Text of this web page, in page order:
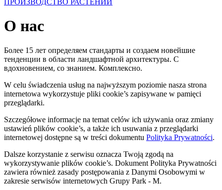
ПРОИЗВОДСТВО РАСТЕНИЙ
О нас
Более 15 лет определяем стандарты и создаем новейшие
тенденции в области ландшафтной архитектуры. С
вдохновением, со знанием. Комплексно.
W celu świadczenia usług na najwyższym poziomie nasza strona
internetowa wykorzystuje pliki cookie’s zapisywane w pamięci
przeglądarki.
Szczegółowe informacje na temat celów ich używania oraz zmiany
ustawień plików cookie’s, a także ich usuwania z przeglądarki
internetowej dostępne są w treści dokumentu Polityka Prywatności.
Dalsze korzystanie z serwisu oznacza Twoją zgodą na
wykorzystywanie plików cookie’s. Dokument Polityka Prywatności
zawiera również zasady postępowania z Danymi Osobowymi w
zakresie serwisów internetowych Grupy Park - M.